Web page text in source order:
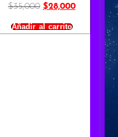
$35,000 $28,000
Añadir al carrito